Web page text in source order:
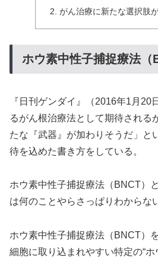
がん治療に新たな選択肢
ホウ素中性子捕捉療法（
『日刊ゲンダイ』（2016年1月20
るがん根治療法として期待される
たな『武器』が加わりそうだ」と
待を込めた書き方をしている。
ホウ素中性子捕捉療法（BNCT）
は何のことやらさっぱりわからな
ホウ素中性子捕捉療法（BNCT）
細胞に取り込まれやすい特定の“